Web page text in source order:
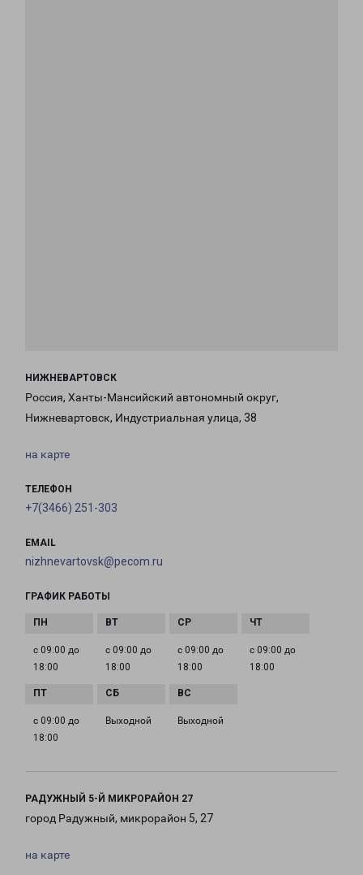
НИЖНЕВАРТОВСК
Россия, Ханты-Мансийский автономный округ,
Нижневартовск, Индустриальная улица, 38
на карте
ТЕЛЕФОН
+7(3466) 251-303
EMAIL
nizhnevartovsk@pecom.ru
ГРАФИК РАБОТЫ
с 09:00 до
18:00
с 09:00 до
18:00
с 09:00 до
18:00
с 09:00 до
18:00
с 09:00 до
18:00
Выходной Выходной
РАДУЖНЫЙ 5-Й МИКРОРАЙОН 27
город Радужный, микрорайон 5, 27
на карте